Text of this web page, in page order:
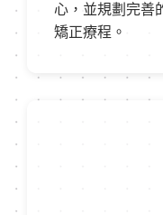
心，並規劃完善
矯正療程。